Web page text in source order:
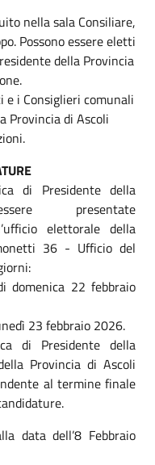
nella sala Consiliare,
Possono essere eletti
della Provincia
i Consiglieri comunali
Provincia di Ascoli
di Presidente della
presentate
elettorale della
36 - Ufficio del
domenica 22 febbraio
23 febbraio 2026.
di Presidente della
Provincia di Ascoli
al termine finale
data dell’8 Febbraio